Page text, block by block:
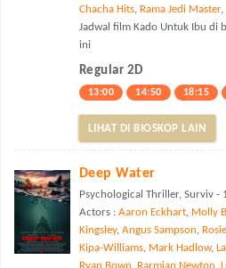
Chacha Hits, Rama Jedi Master,
Jadwal film Kado Untuk Ibu di
ini
Regular 2D
13:00 14:50 18:15
LIHAT DI BIOSKOP LAIN
Deep Water
Psychological Thriller, Surviv -
Actors : Aaron Eckhart, Molly
Kingsley, Angus Sampson,
Kipa-Williams, Mark Hadlow,